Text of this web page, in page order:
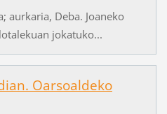
aurkaria, Deba. Joaneko
jokatuko...
Oarsoaldeko